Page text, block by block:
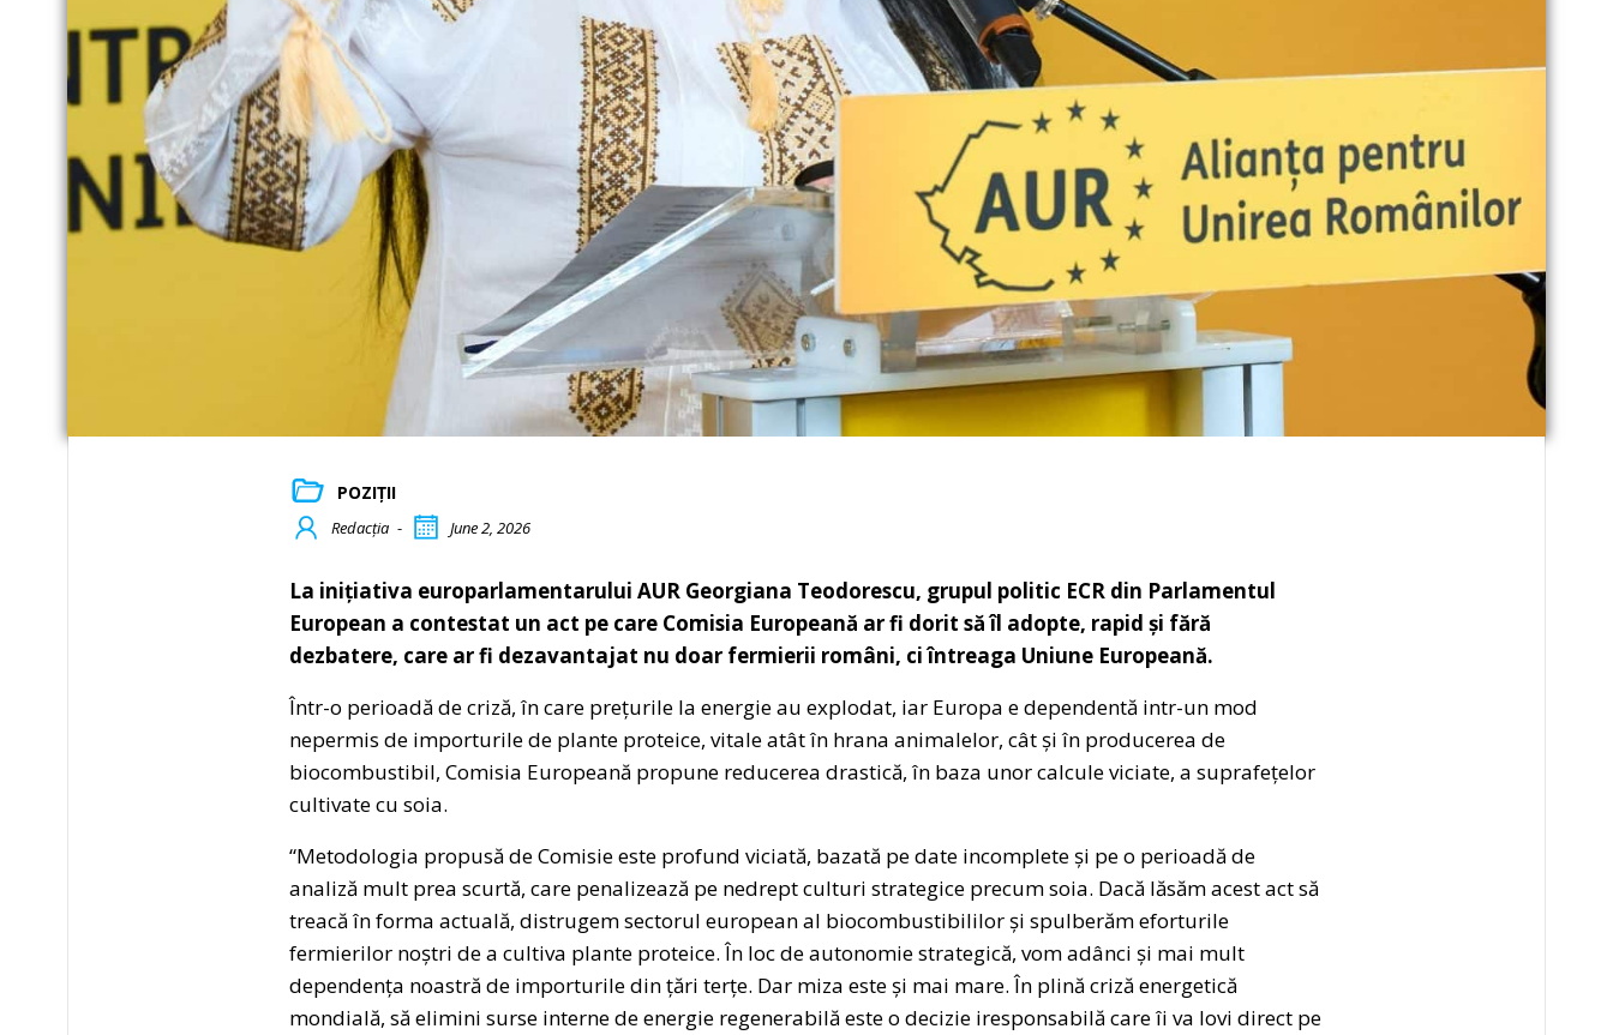
POZIȚII
Redacția - June 2, 2026
La inițiativa europarlamentarului AUR Georgiana Teodorescu, grupul politic ECR din Parlamentul
European a contestat un act pe care Comisia Europeană ar fi dorit să îl adopte, rapid și fără
dezbatere, care ar fi dezavantajat nu doar fermierii români, ci întreaga Uniune Europeană.
Într-o perioadă de criză, în care prețurile la energie au explodat, iar Europa e dependentă intr-un mod
nepermis de importurile de plante proteice, vitale atât în hrana animalelor, cât și în producerea de
biocombustibil, Comisia Europeană propune reducerea drastică, în baza unor calcule viciate, a suprafețelor
cultivate cu soia.
“Metodologia propusă de Comisie este profund viciată, bazată pe date incomplete și pe o perioadă de
analiză mult prea scurtă, care penalizează pe nedrept culturi strategice precum soia. Dacă lăsăm acest act să
treacă în forma actuală, distrugem sectorul european al biocombustibililor și spulberăm eforturile
fermierilor noștri de a cultiva plante proteice. În loc de autonomie strategică, vom adânci și mai mult
dependența noastră de importurile din țări terțe. Dar miza este și mai mare. În plină criză energetică
mondială, să elimini surse interne de energie regenerabilă este o decizie iresponsabilă care îi va lovi direct pe